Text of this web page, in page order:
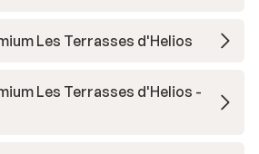
Les Terrasses d'Helios
Les Terrasses d'Helios -